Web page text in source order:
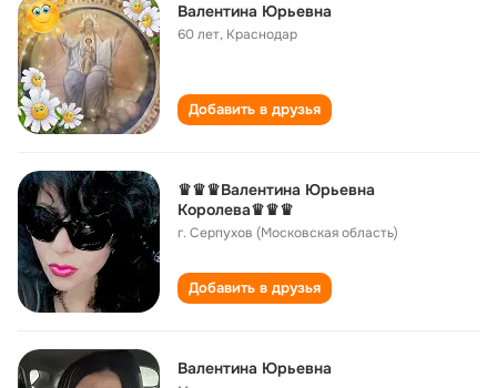
Валентина Юрьевна
60 лет, Краснодар
Добавить в друзья
♛♛♛Валентина Юрьевна
Королева♛♛♛
г. Серпухов (Московская область)
Добавить в друзья
Валентина Юрьевна